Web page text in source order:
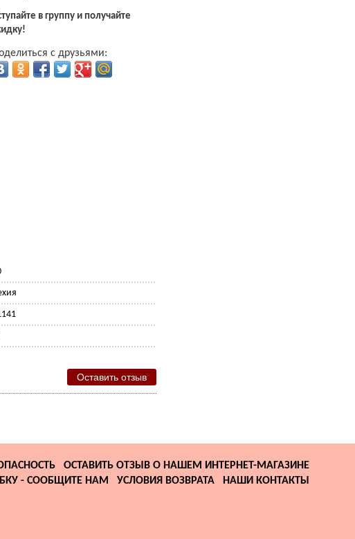
в группу и получайте
с друзьями:
Оставить отзыв
ОСТАВИТЬ ОТЗЫВ О НАШЕМ ИНТЕРНЕТ-МАГАЗИНЕ
- СООБЩИТЕ НАМ
УСЛОВИЯ ВОЗВРАТА НАШИ КОНТАКТЫ